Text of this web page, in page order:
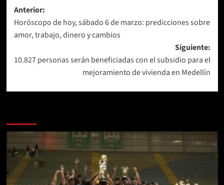
Navegación
de
entradas
Anterior:
Horóscopo de hoy, sábado 6 de marzo: predicciones sobre
amor, trabajo, dinero y cambios
Siguiente:
10.827 personas serán beneficiadas con el subsidio para el
mejoramiento de vivienda en Medellín